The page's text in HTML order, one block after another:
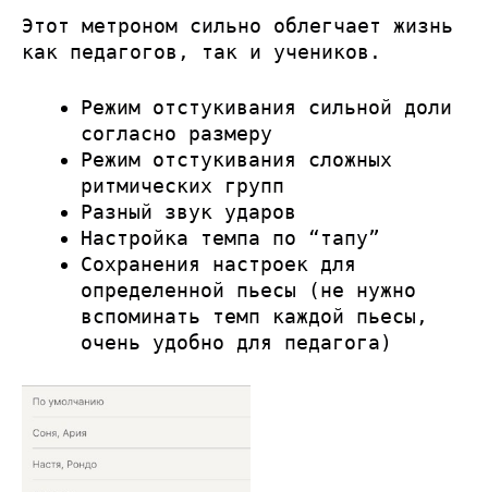
Этот метроном сильно облегчает жизнь
как педагогов, так и учеников.
Режим отстукивания сильной доли
согласно размеру
Режим отстукивания сложных
ритмических групп
Разный звук ударов
Настройка темпа по “тапу”
Сохранения настроек для
определенной пьесы (не нужно
вспоминать темп каждой пьесы,
очень удобно для педагога)